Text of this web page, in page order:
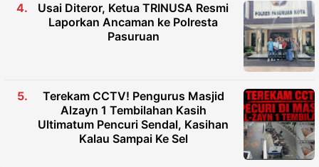
Usai Diteror, Ketua TRINUSA Resmi
Laporkan Ancaman ke Polresta
Pasuruan
Terekam CCTV! Pengurus Masjid
Alzayn 1 Tembilahan Kasih
Ultimatum Pencuri Sendal, Kasihan
Kalau Sampai Ke Sel